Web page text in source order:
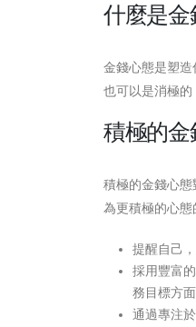
什麼是金
金錢心態是塑造
也可以是消極的
積極的金
積極的金錢心
為更積極的心態
提醒自己
採用豐富
務目標方
通過專注